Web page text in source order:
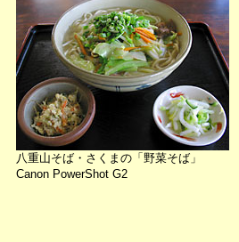
八重山そば・さくまの「野菜そば」
Canon PowerShot G2